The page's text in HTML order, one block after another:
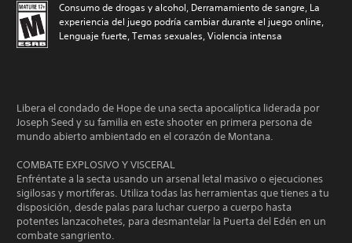
Consumo de drogas y alcohol, Derramamiento de sangre, La
experiencia del juego podría cambiar durante el juego online,
Lenguaje fuerte, Temas sexuales, Violencia intensa
Libera el condado de Hope de una secta apocalíptica liderada por
Joseph Seed y su familia en este shooter en primera persona de
mundo abierto ambientado en el corazón de Montana.
COMBATE EXPLOSIVO Y VISCERAL
Enfréntate a la secta usando un arsenal letal masivo o ejecuciones
sigilosas y mortíferas. Utiliza todas las herramientas que tienes a tu
disposición, desde palas para luchar cuerpo a cuerpo hasta
potentes lanzacohetes, para desmantelar la Puerta del Edén en un
combate sangriento.